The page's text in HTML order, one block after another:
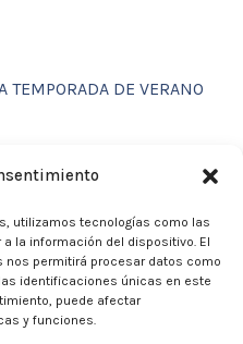
utilizamos tecnologías como las
la información del dispositivo. El
permitirá procesar datos como
identificaciones únicas en este
puede afectar
y funciones.
TEMPORADA DE VERANO
VERANO 2026 – CLUB